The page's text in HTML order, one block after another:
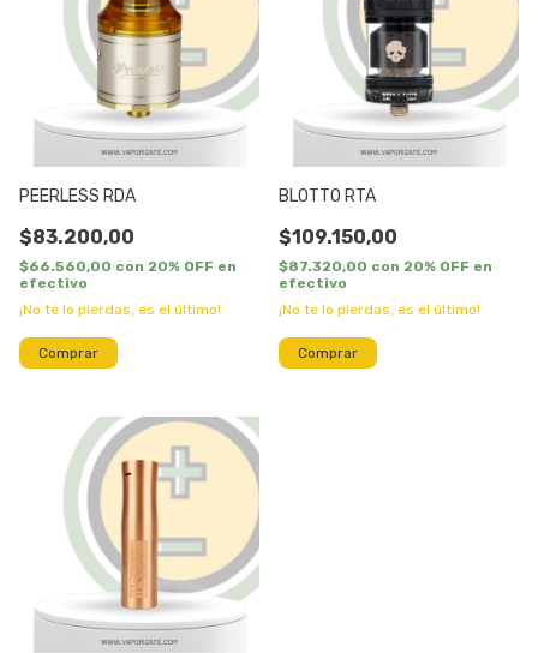
PEERLESS RDA
$83.200,00
$66.560,00 con 20% OFF en
efectivo
¡No te lo pierdas, es el último!
BLOTTO RTA
$109.150,00
$87.320,00 con 20% OFF en
efectivo
¡No te lo pierdas, es el último!